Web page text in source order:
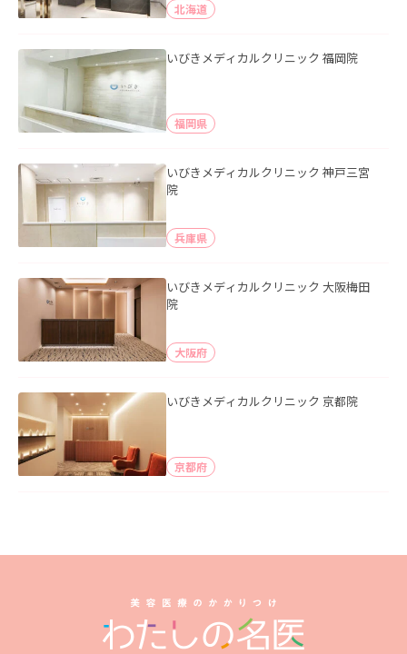
北海道
いびきメディカルクリニック 福岡院
福岡県
いびきメディカルクリニック 神戸三宮
院
兵庫県
いびきメディカルクリニック 大阪梅田
院
大阪府
いびきメディカルクリニック 京都院
京都府